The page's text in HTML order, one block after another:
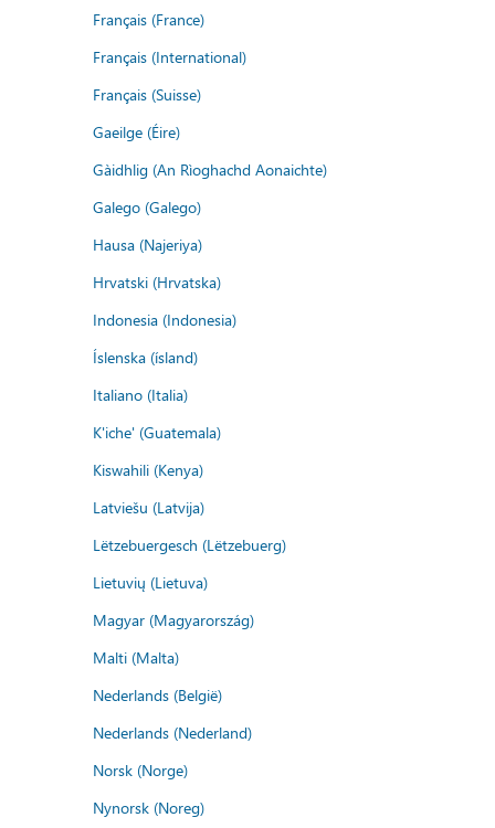
Français (France)
Français (International)
Français (Suisse)
Gaeilge (Éire)
Gàidhlig (An Rìoghachd Aonaichte)
Galego (Galego)
Hausa (Najeriya)
Hrvatski (Hrvatska)
Indonesia (Indonesia)
Íslenska (ísland)
Italiano (Italia)
K'iche' (Guatemala)
Kiswahili (Kenya)
Latviešu (Latvija)
Lëtzebuergesch (Lëtzebuerg)
Lietuvių (Lietuva)
Magyar (Magyarország)
Malti (Malta)
Nederlands (België)
Nederlands (Nederland)
Norsk (Norge)
Nynorsk (Noreg)